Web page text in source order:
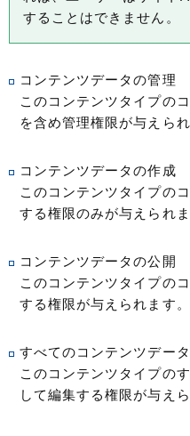
することはできません。
コンテンツデータの管理
このコンテンツタイプの
を含め管理権限が与えられ
コンテンツデータの作成
このコンテンツタイプの
する権限のみが与えられま
コンテンツデータの公開
このコンテンツタイプの
する権限が与えられます。
すべてのコンテンツデー
このコンテンツタイプの
して編集する権限が与えら